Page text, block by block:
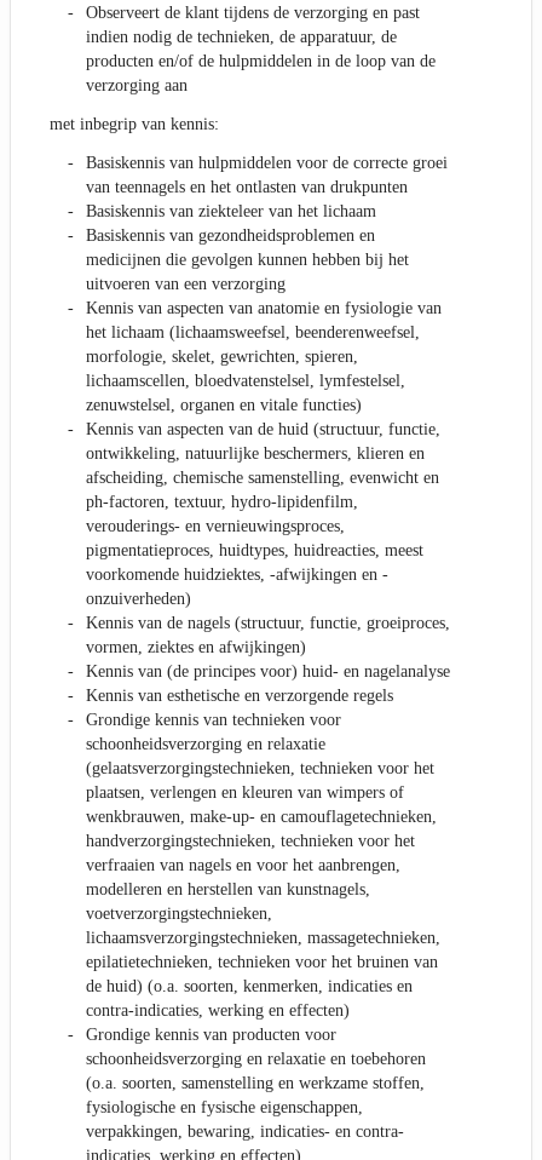
Observeert de klant tijdens de verzorging en past
indien nodig de technieken, de apparatuur, de
producten en/of de hulpmiddelen in de loop van de
verzorging aan
met inbegrip van kennis:
Basiskennis van hulpmiddelen voor de correcte groei
van teennagels en het ontlasten van drukpunten
Basiskennis van ziekteleer van het lichaam
Basiskennis van gezondheidsproblemen en
medicijnen die gevolgen kunnen hebben bij het
uitvoeren van een verzorging
Kennis van aspecten van anatomie en fysiologie van
het lichaam (lichaamsweefsel, beenderenweefsel,
morfologie, skelet, gewrichten, spieren,
lichaamscellen, bloedvatenstelsel, lymfestelsel,
zenuwstelsel, organen en vitale functies)
Kennis van aspecten van de huid (structuur, functie,
ontwikkeling, natuurlijke beschermers, klieren en
afscheiding, chemische samenstelling, evenwicht en
ph-factoren, textuur, hydro-lipidenfilm,
verouderings- en vernieuwingsproces,
pigmentatieproces, huidtypes, huidreacties, meest
voorkomende huidziektes, -afwijkingen en -
onzuiverheden)
Kennis van de nagels (structuur, functie, groeiproces,
vormen, ziektes en afwijkingen)
Kennis van (de principes voor) huid- en nagelanalyse
Kennis van esthetische en verzorgende regels
Grondige kennis van technieken voor
schoonheidsverzorging en relaxatie
(gelaatsverzorgingstechnieken, technieken voor het
plaatsen, verlengen en kleuren van wimpers of
wenkbrauwen, make-up- en camouflagetechnieken,
handverzorgingstechnieken, technieken voor het
verfraaien van nagels en voor het aanbrengen,
modelleren en herstellen van kunstnagels,
voetverzorgingstechnieken,
lichaamsverzorgingstechnieken, massagetechnieken,
epilatietechnieken, technieken voor het bruinen van
de huid) (o.a. soorten, kenmerken, indicaties en
contra-indicaties, werking en effecten)
Grondige kennis van producten voor
schoonheidsverzorging en relaxatie en toebehoren
(o.a. soorten, samenstelling en werkzame stoffen,
fysiologische en fysische eigenschappen,
verpakkingen, bewaring, indicaties- en contra-
indicaties, werking en effecten)